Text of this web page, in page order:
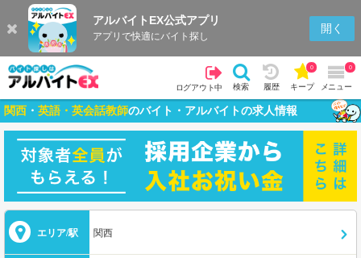
アルバイトEX公式アプリ
アプリで快適にバイト探し
開く
ログアウト中 検索 履歴 キープ
0
メニュー
0
関西 ・ 英語・英会話教師のバイト・アルバイトの求人情報
エリア/駅 関西